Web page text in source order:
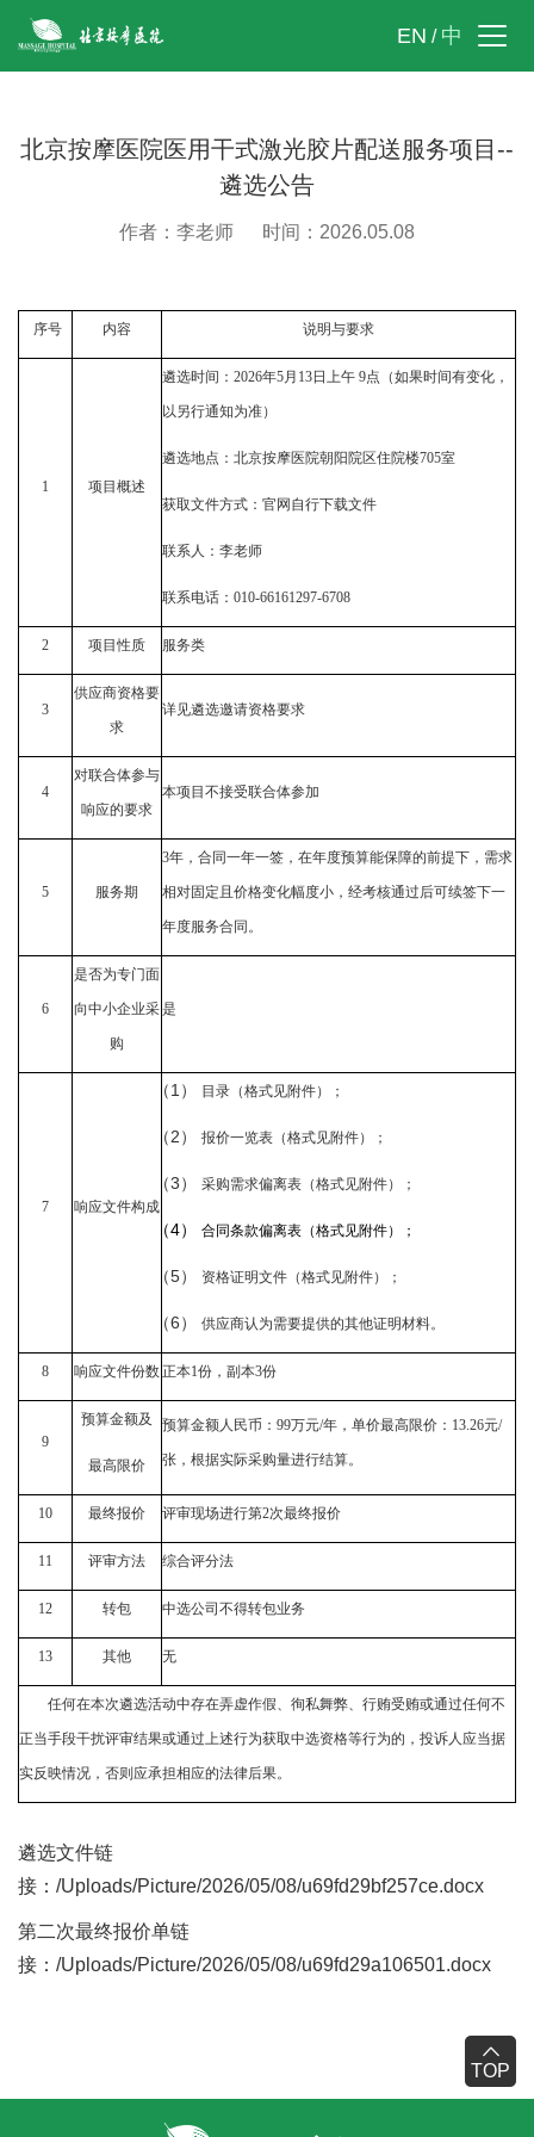
TOP
EN / 中
北京按摩医院医用干式激光胶片配送服务项目--
遴选公告
作者：李老师 时间：2026.05.08
序号 内容 说明与要求
1 项目概述
遴选时间： 2026年5月 13日上午 9点（如果时间有变化，
以另行通知为准）
遴选地点：北京按摩医院朝阳院区住院楼705室
获取文件方式： 官网自行下载文件
联系人： 李老师
联系电话： 010-66161297-6708
2 项目性质 服务类
3
供应商资格要
求
详见遴选邀请资格要求
4
对联合体参与
响应的要求
本项目不接受联合体参加
5 服务期
3年，合同一年一签，在年度预算能保障的前提下，需求
相对固定且价格变化幅度小，经考核通过后可续签下一
年度服务合同。
6
是否为专门面
向中小企业采
购
是
7 响应文件构成
（1） 目录（格式见附件）；
（2） 报价一览表（格式见附件）；
（3） 采购需求偏离表（格式见附件）；
（4） 合同条款偏离表（格式见附件）；
（5） 资格证明文件（格式见附件）；
（6） 供应商认为需要提供的其他证明材料。
8 响应文件份数正本1份，副本3份
9
预算金额及
最高限价
预算金额人民币： 99万元/年，单价最高限价：13.26元/
张，根据实际采购量进行结算。
10 最终报价 评审现场进行第2次最终报价
11 评审方法 综合评分法
12 转包 中选公司不得转包业务
13 其他 无
任何在本次遴选活动中存在弄虚作假、徇私舞弊、行贿受贿或通过任何不
正当手段干扰评审结果或通过上述行为获取中选资格等行为的，投诉人应当据
实反映情况，否则应承担相应的法律后果。
遴选文件链
接： /Uploads/Picture/2026/05/08/u69fd29bf257ce.docx
第二次最终报价单链
接： /Uploads/Picture/2026/05/08/u69fd29a106501.docx